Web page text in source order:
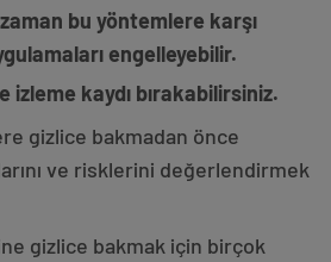
bu yöntemlere karşı
engelleyebilir.
izleme kaydı bırakabilirsiniz.
gizlice bakmadan önce
ve risklerini değerlendirmek
gizlice bakmak için birçok